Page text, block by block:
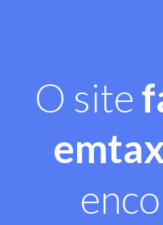
O site